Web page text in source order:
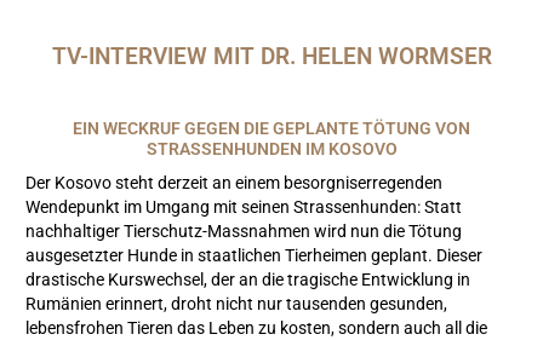
TV-INTERVIEW MIT DR. HELEN WORMSER
EIN WECKRUF GEGEN DIE GEPLANTE TÖTUNG VON
STRASSENHUNDEN IM KOSOVO
Der Kosovo steht derzeit an einem besorgniserregenden
Wendepunkt im Umgang mit seinen Strassenhunden: Statt
nachhaltiger Tierschutz-Massnahmen wird nun die Tötung
ausgesetzter Hunde in staatlichen Tierheimen geplant. Dieser
drastische Kurswechsel, der an die tragische Entwicklung in
Rumänien erinnert, droht nicht nur tausenden gesunden,
lebensfrohen Tieren das Leben zu kosten, sondern auch all die